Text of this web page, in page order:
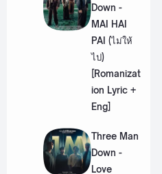
Down -
MAI HAI
PAI (ไม่ให้
ไป)
[Romanizat
ion Lyric +
Eng]
Three Man
Down -
Love